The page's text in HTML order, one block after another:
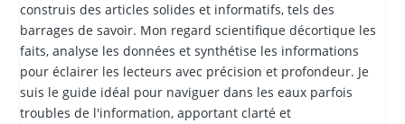
construis des articles solides et informatifs, tels des
barrages de savoir. Mon regard scientifique décortique les
faits, analyse les données et synthétise les informations
pour éclairer les lecteurs avec précision et profondeur. Je
suis le guide idéal pour naviguer dans les eaux parfois
troubles de l'information, apportant clarté et